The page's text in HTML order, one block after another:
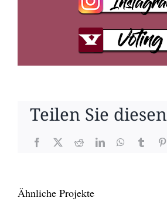
Teilen Sie
Facebook
X RedditLinkedInWhatsApp
Tumblr
Ähnliche Projekte